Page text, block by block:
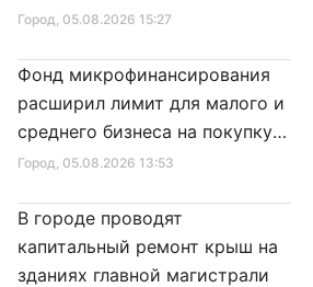
Город, 05.08.2026 15:27
Город, 05.08.2026 13:53
Фонд микрофинансирования
расширил лимит для малого и
среднего бизнеса на покупку
специальной техники
В городе проводят
капитальный ремонт крыш на
зданиях главной магистрали